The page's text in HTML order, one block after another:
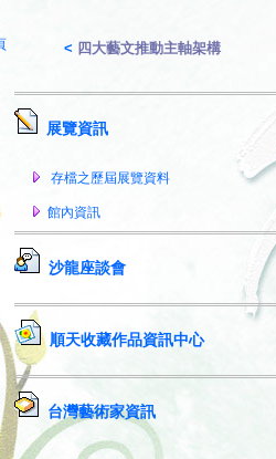
展覽資訊
存檔之歷屆展覽資料
館內資訊
沙龍座談會
順天收藏作品資訊中心
台灣藝術家資訊
< 四大藝文推動主軸架構